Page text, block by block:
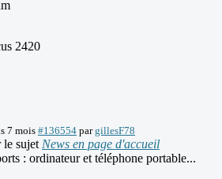
2420
7 mois #136554 pargillesF78
le sujet News en page d'accueil
: ordinateur et téléphone portable...